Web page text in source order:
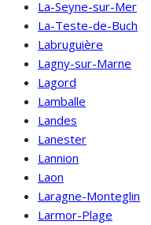
La-Seyne-sur-Mer
La-Teste-de-Buch
Labruguière
Lagny-sur-Marne
Lagord
Lamballe
Landes
Lanester
Lannion
Laon
Laragne-Monteglin
Larmor-Plage